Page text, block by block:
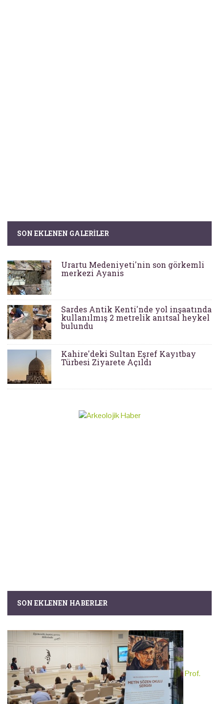
SON EKLENEN GALERILER
Urartu Medeniyeti'nin son görkemli
merkezi Ayanis
Sardes Antik Kenti'nde yol inşaatında
kullanılmış 2 metrelik anıtsal heykel
bulundu
Kahire'deki Sultan Eşref Kayıtbay
Türbesi Ziyarete Açıldı
SON EKLENEN HABERLER
Prof.